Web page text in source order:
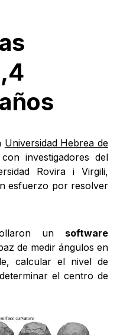
Universidad Hebrea de
investigadores del
Rovira i Virgili,
esfuerzo por resolver
un software
de medir ángulos en
calcular el nivel de
el centro de